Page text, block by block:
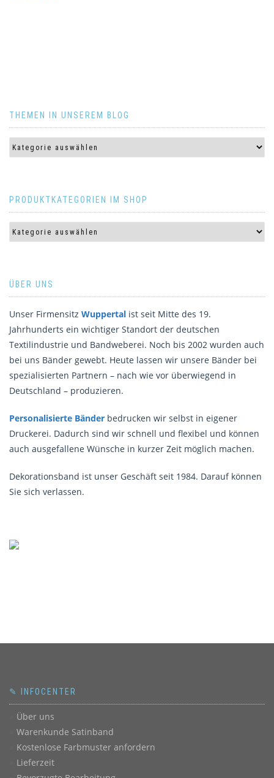
THEMEN IN UNSEREM BLOG
PRODUKTKATEGORIEN IM SHOP
ÜBER UNS
Unser Firmensitz Wuppertal ist seit Mitte des 19.
Jahrhunderts ein wichtiger Standort der deutschen
Textilindustrie und Bandweberei. Noch bis 2002 wurden auch
bei uns Bänder gewebt. Heute lassen wir unsere Bänder bei
spezialisierten Partnern – nach wie vor überwiegend in
Deutschland – produzieren.
Personalisierte Bänder bedrucken wir selbst in eigener
Druckerei. Dadurch sind wir schnell und flexibel und können
auch ausgefallene Wünsche in kurzer Zeit möglich machen.
Dekorationsband ist unser Geschäft seit 1984. Darauf können
Sie sich verlassen.
✎ INFOCENTER
Über uns
Warenkunde Satinband
Kostenlose Farbmuster anfordern
Lieferzeit